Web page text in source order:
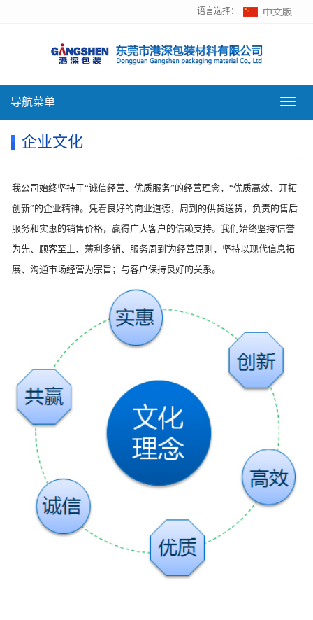
语言选择：
导
导航菜单
企业文化
我公司始终坚持于“诚信经营、优质服务”的经营理念，“优质高效、开拓
创新”的企业精神。凭着良好的商业道德，周到的供货送货，负责的售后
服务和实惠的销售价格，赢得广大客户的信赖支持。我们始终坚持'信誉
为先、顾客至上、薄利多销、服务周到'为经营原则，坚持以现代信息拓
展、沟通市场经营为宗旨； 与客户保持良好的关系。